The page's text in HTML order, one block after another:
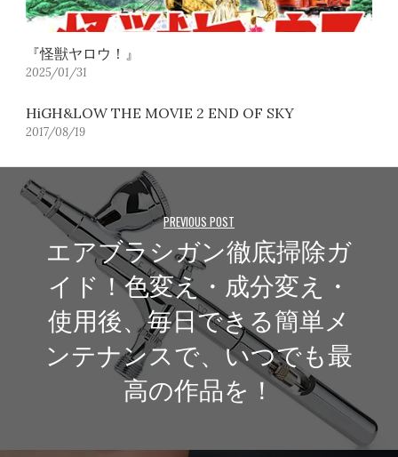
『怪獣ヤロウ！』
2025/01/31
HiGH&LOW THE MOVIE 2 END OF SKY
2017/08/19
PREVIOUS POST
エアブラシガン徹底掃除ガ
イド！色変え・成分変え・
使用後、毎日できる簡単メ
ンテナンスで、いつでも最
高の作品を！